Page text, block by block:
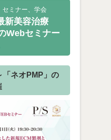
セミナー、学会
新美容治療
Webセミナー
「ネオPMP」の